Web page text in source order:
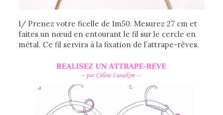
1/ Prenez votre ficelle de 1m50. Mesurez 27 cm et
faites un nœud en entourant le fil sur le cercle en
métal. Ce fil servira à la fixation de l’attrape-rêves.